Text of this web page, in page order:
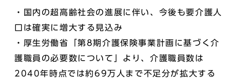
・国内の超高齢社会の進展に伴い、今後も要介護人
口は確実に増大する見込み
・厚生労働省「第8期介護保険事業計画に基づく介
護職員の必要数について」より、介護職員数は
2040年時点では約69万人まで不足分が拡大する